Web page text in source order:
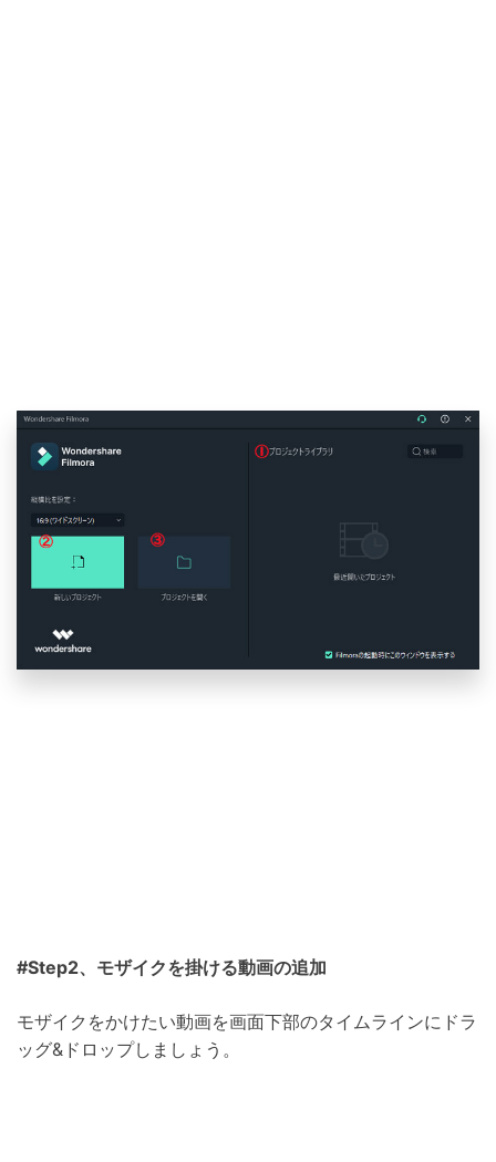
#Step2、モザイクを掛ける動画の追加
モザイクをかけたい動画を画面下部のタイムラインにドラ
ッグ&ドロップしましょう。